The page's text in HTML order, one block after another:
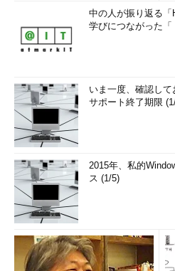
中の人が振り返る
学びにつながった
いま一度、確認し
サポート終了期限
2015年、私的
ス (1/5)